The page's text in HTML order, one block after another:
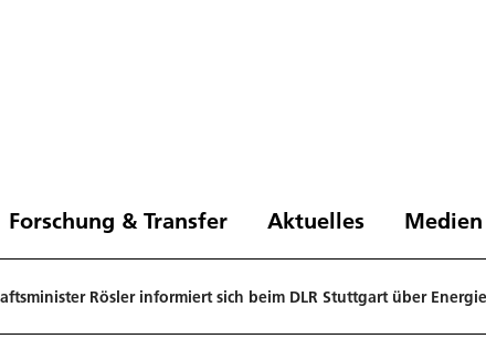
Forschung & Transfer Aktuelles Medien
Rösler informiert sich beim DLR Stuttgart über